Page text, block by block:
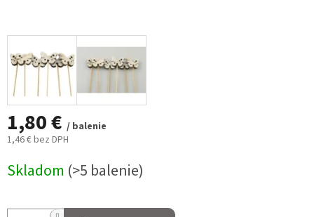
1,80 € / balenie
1,46 € bez DPH
cena:
Skladom (>5 balenie)